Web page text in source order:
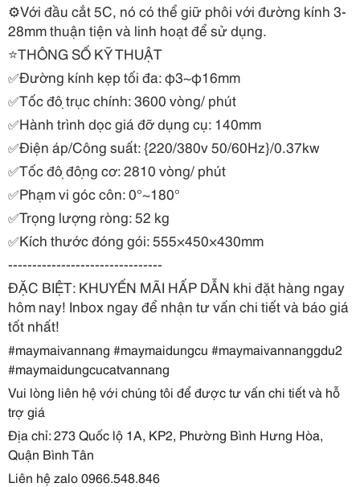
⚙️Với đầu cắt 5C, nó có thể giữ phôi với đường kính 3-
28mm thuận tiện và linh hoạt để sử dụng.
⭐️THÔNG SỐ KỸ THUẬT
✅Đường kính kẹp tối đa: φ3~φ16mm
✅Tốc độ trục chính: 3600 vòng/ phút
✅Hành trình dọc giá đỡ dụng cụ: 140mm
✅Điện áp/Công suất: {220/380v 50/60Hz}/0.37kw
✅Tốc độ động cơ: 2810 vòng/ phút
✅Phạm vi góc côn: 0°~180°
✅Trọng lượng ròng: 52 kg
✅Kích thước đóng gói: 555×450×430mm
--------------------------------
ĐẶC BIỆT: KHUYẾN MÃI HẤP DẪN khi đặt hàng ngay
hôm nay! Inbox ngay để nhận tư vấn chi tiết và báo giá
tốt nhất!
#maymaivannang #maymaidungcu #maymaivannanggdu2
#maymaidungcucatvannang
Vui lòng liên hệ với chúng tôi để được tư vấn chi tiết và hỗ
trợ giá
Địa chỉ: 273 Quốc lộ 1A, KP2, Phường Bình Hưng Hòa,
Quận Bình Tân
Liên hệ zalo 0966.548.846